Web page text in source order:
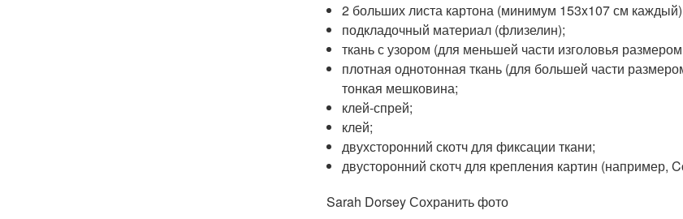
2 больших листа картона (минимум 153x107 см
подкладочный материал (флизелин);
ткань с узором (для меньшей части изголовья
плотная однотонная ткань (для большей части
тонкая мешковина;
клей-спрей;
клей;
двухсторонний скотч для фиксации ткани;
двусторонний скотч для крепления картин (например,
Sarah Dorsey Сохранить фото